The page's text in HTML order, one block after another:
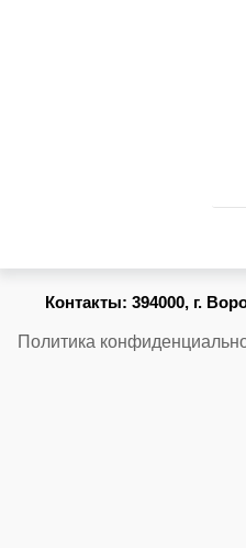
Контакты: 394000, г.
Политика